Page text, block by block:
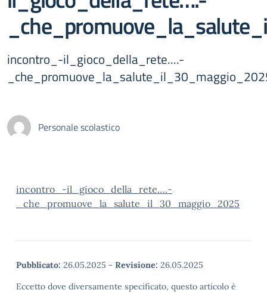
incontro_-il_gioco_della_rete....-
Personale scolastico
incontro_-il_gioco_della_rete….-
_che_promuove_la_salute_il_30_maggio_2025
Pubblicato: 26.05.2025 - Revisione: 26.05.2025
Eccetto dove diversamente specificato, questo articolo è